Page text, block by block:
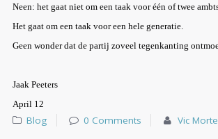
Neen: het gaat niet om een taak voor één of twee
Het gaat om een taak voor een hele generatie.
Geen wonder dat de partij zoveel tegenkanting
Jaak Peeters
April 12
Blog 0 Comments Vic